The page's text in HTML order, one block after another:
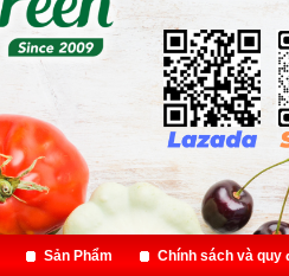
Sản Phẩm Chính sách và quy